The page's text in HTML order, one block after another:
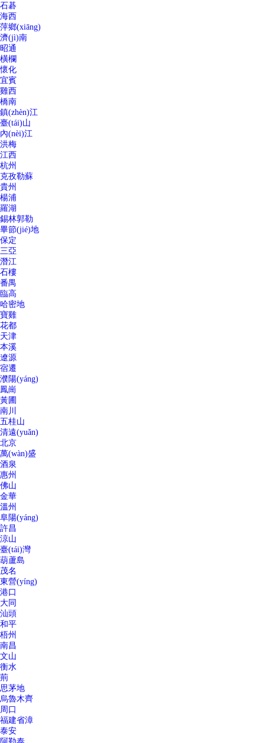
石碁
海西
萍鄉(xiāng)
濟(jì)南
昭通
橫欄
懷化
宜賓
雞西
橋南
鎮(zhèn)江
臺(tái)山
內(nèi)江
洪梅
江西
杭州
克孜勒蘇
貴州
楊浦
羅湖
錫林郭勒
畢節(jié)地
保定
三亞
潛江
石樓
番禺
臨高
哈密地
寶雞
花都
天津
本溪
遼源
宿遷
濮陽(yáng)
鳳崗
黃圃
南川
五桂山
清遠(yuǎn)
北京
萬(wàn)盛
酒泉
惠州
佛山
金華
溫州
阜陽(yáng)
許昌
涼山
臺(tái)灣
葫蘆島
茂名
東營(yíng)
港口
大同
汕頭
和平
梧州
南昌
文山
衡水
荊
思茅地
烏魯木齊
周口
福建省漳
泰安